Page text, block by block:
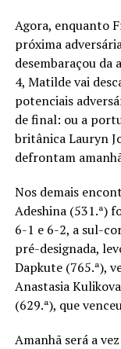
Agora, enquanto
próxima
desembaraçou da
4, Matilde vai
potenciais
de final: ou a
britânica Lauryn
defrontam
Nos demais
Adeshina (531.ª)
6-1 e 6-2, a sul-
pré-designada,
Dapkute (765.ª),
Anastasia
(629.ª), que
Amanhã será a